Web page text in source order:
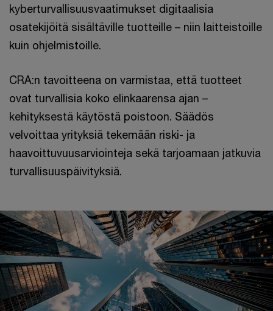
kyberturvallisuusvaatimukset digitaalisia
osatekijöitä sisältäville tuotteille – niin laitteistoille
kuin ohjelmistoille.
CRA:n tavoitteena on varmistaa, että tuotteet
ovat turvallisia koko elinkaarensa ajan –
kehityksestä käytöstä poistoon. Säädös
velvoittaa yrityksiä tekemään riski- ja
haavoittuvuusarviointeja sekä tarjoamaan jatkuvia
turvallisuuspäivityksiä.